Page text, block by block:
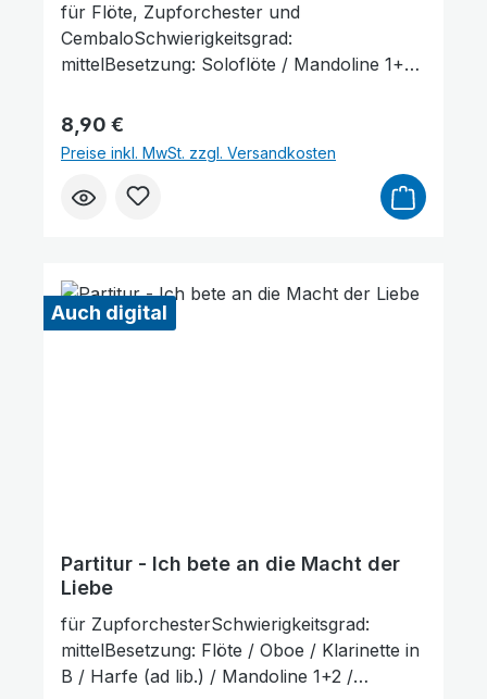
für Flöte, Zupforchester und
CembaloSchwierigkeitsgrad:
mittelBesetzung: Soloflöte / Mandoline 1+2 /
Kontrabass / CembaloLieferumfang: Partitur
und Stimmenauszüge, Stimmenauszüge
dürfen als Kopiervorlage verwendet
werden. Die Lieferzeit beträgt ca. 7
Regulärer Preis:
8,90 €
Preise inkl. MwSt. zzgl. Versandkosten
Auch digital
Partitur - Ich bete an die Macht der
Liebe
für ZupforchesterSchwierigkeitsgrad:
mittelBesetzung: Flöte / Oboe / Klarinette in
B / Harfe (ad lib.) / Mandoline 1+2 /